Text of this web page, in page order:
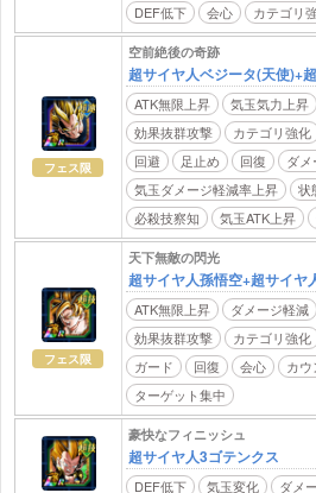
DEF低下 会心 カテゴリ
フェス限
空前絶後の奇跡
超サイヤ人ベジータ(天使)+
ATK無限上昇 気玉気力上昇
効果抜群攻撃
カテゴリ強化
回避
足止め 回復
ダ
気玉ダメージ軽減率上昇
状
必殺技察知
気玉ATK上昇
フェス限
天下無敵の閃光
超サイヤ人孫悟空+超サイヤ
ATK無限上昇 ダメージ軽減
効果抜群攻撃
カテゴリ強化
ガード
回復 会心 カウ
ターゲット集中
豪快なフィニッシュ
超サイヤ人3ゴテンクス
DEF低下 気玉変化 ダメ